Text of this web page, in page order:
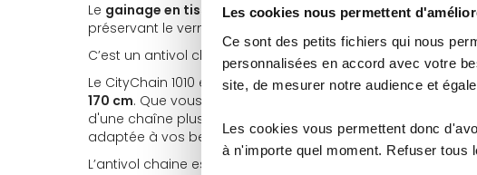
Les cookies nous permettent
Ce sont des petits fichiers qui nous
personnalisées en accord avec votre
site, de mesurer notre audience et
Les cookies vous permettent donc
à n'importe quel moment. Refuser tous
Le gainage en tissu
qui entoure la chaîne ajoute une
préservant le vernis de votre vélo contre les rayures et les
C’est un antivol chaine à la fois pratique esthétique
Le CityChain 1010 est disponible enquatre longueurs
170 cm. Que vous ayez besoin d'une chaine antivol abus
d'une chaîne plus longue pour des situations complexes, le
adaptée à vos besoins.
L’antivol chaine est